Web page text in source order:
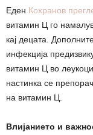
Еден Кохранов
витамин Ц го
кај децата.
инфекција
витамин Ц во
настинка се
на витамин Ц.
Влијанието и